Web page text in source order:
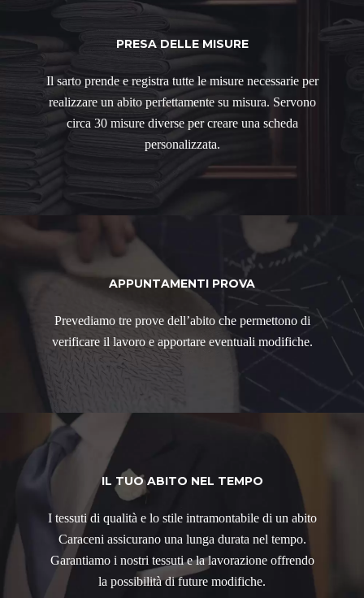
PRESA DELLE MISURE
Il sarto prende e registra tutte le misure necessarie per
realizzare un abito perfettamente su misura. Servono
circa 30 misure diverse per creare una scheda
personalizzata.
APPUNTAMENTI PROVA
Prevediamo tre prove dell’abito che permettono di
verificare il lavoro e apportare eventuali modifiche.
IL TUO ABITO NEL TEMPO
I tessuti di qualità e lo stile intramontabile di un abito
Caraceni assicurano una lunga durata nel tempo.
Garantiamo i nostri tessuti e la lavorazione offrendo
la possibilità di future modifiche.